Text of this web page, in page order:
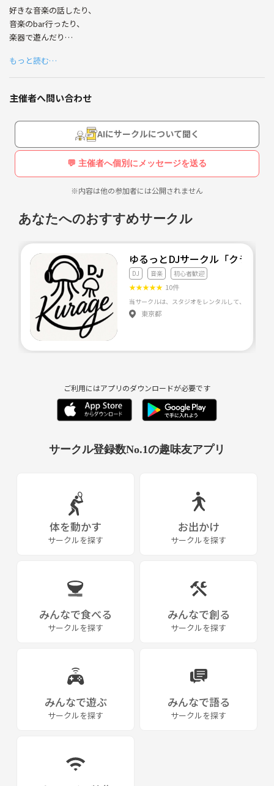
好きな音楽の話したり、
音楽のbar行ったり、
楽器で遊んだり
友達が欲しいと思いました！
同年代だと嬉しいです！
よろしくお願いします！
もっと読む…
主催者へ問い合わせ
AIにサークルについて聞く
💬 主催者へ個別にメッセージを送る
※内容は他の参加者には公開されません
あなたへのおすすめサークル
ゆるっとDJサークル「クラゲ
DJ 音楽 初心者歓迎
★★★★★ 10件
当サークルは、スタジオをレンタルして、みんな
東京都
ご利用にはアプリのダウンロードが必要です
サークル登録数No.1の趣味友アプリ
体を動かす
サークルを探す
お出かけ
サークルを探す
みんなで食べる
サークルを探す
みんなで創る
サークルを探す
みんなで遊ぶ
サークルを探す
みんなで語る
サークルを探す